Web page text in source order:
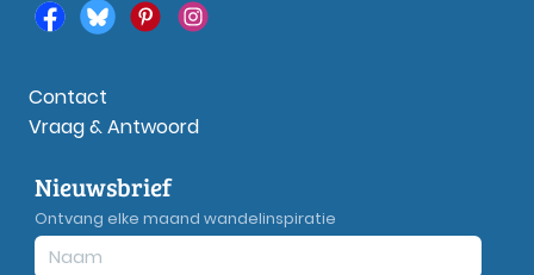
Contact
Vraag & Antwoord
Nieuwsbrief
Ontvang elke maand wandelinspiratie